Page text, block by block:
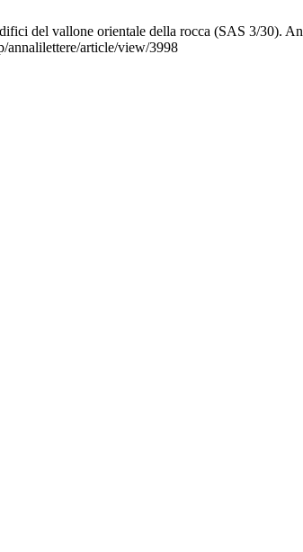
del vallone orientale della rocca (SAS 3/30).
annalilettere/article/view/3998